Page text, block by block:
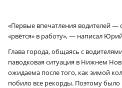
«Первые впечатления водителей
«рвётся» в работу», — написал
Глава города, общаясь с
паводковая ситуация в Нижнем
ожидаема после того, как зимой
побило все рекорды. Поэтому